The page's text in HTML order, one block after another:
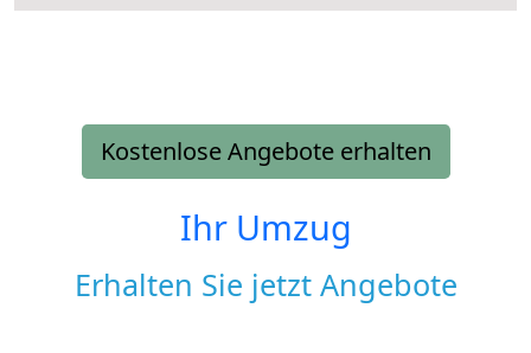
Kostenlose Angebote erhalten
Ihr Umzug
Erhalten Sie jetzt Angebote